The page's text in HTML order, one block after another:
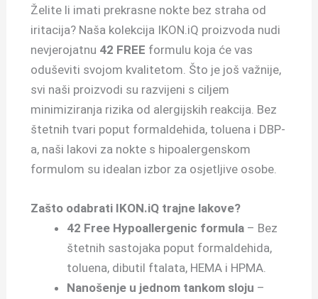
Želite li imati prekrasne nokte bez straha od
iritacija? Naša kolekcija IKON.iQ proizvoda nudi
nevjerojatnu 42 FREE formulu koja će vas
oduševiti svojom kvalitetom. Što je još važnije,
svi naši proizvodi su razvijeni s ciljem
minimiziranja rizika od alergijskih reakcija. Bez
štetnih tvari poput formaldehida, toluena i DBP-
a, naši lakovi za nokte s hipoalergenskom
formulom su idealan izbor za osjetljive osobe.
Zašto odabrati IKON.iQ trajne lakove?
42 Free Hypoallergenic formula – Bez
štetnih sastojaka poput formaldehida,
toluena, dibutil ftalata, HEMA i HPMA.
Nanošenje u jednom tankom sloju –